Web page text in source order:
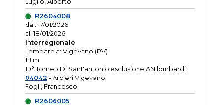
R2604008
dal: 17/01/2026
al: 18/01/2026
Interregionale
Lombardia: Vigevano (PV)
18 m
10° Torneo Di Sant'antonio esclusione AN lombardi
04042 - Arcieri Vigevano
Fogli, Francesco
R2606005